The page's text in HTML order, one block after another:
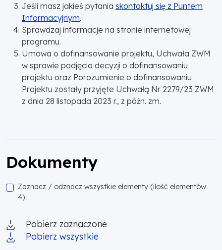
Jeśli masz jakieś pytania skontaktuj się z Puntem
Informacyjnym.
Sprawdzaj informacje na stronie internetowej
programu.
Umowa o dofinansowanie projektu, Uchwała ZWM
w sprawie podjęcia decyzji o dofinansowaniu
projektu oraz Porozumienie o dofinansowaniu
Projektu zostały przyjęte Uchwałą Nr 2279/23 ZWM
z dnia 28 listopada 2023 r., z późn. zm.
Dokumenty
Zaznacz / odznacz wszystkie elementy (ilość elementów:
4)
Pobierz zaznaczone
Pobierz wszystkie